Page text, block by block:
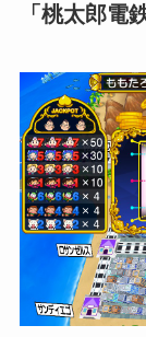
「桃太郎電